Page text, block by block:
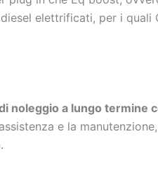
elettrificati, per i quali
a lungo termine
e la